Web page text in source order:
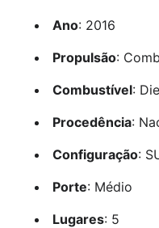
Ano: 2016
Propulsão:
Combustível:
Procedência:
Configuração:
Porte: Médio
Lugares: 5